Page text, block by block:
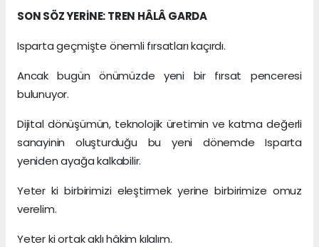
SON SÖZ YERİNE: TREN HÂLÂ GARDA
Isparta geçmişte önemli fırsatları kaçırdı.
Ancak bugün önümüzde yeni bir fırsat penceresi
bulunuyor.
Dijital dönüşümün, teknolojik üretimin ve katma değerli
sanayinin oluşturduğu bu yeni dönemde Isparta
yeniden ayağa kalkabilir.
Yeter ki birbirimizi eleştirmek yerine birbirimize omuz
verelim.
Yeter ki ortak aklı hâkim kılalım.